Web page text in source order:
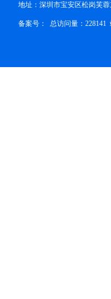
地址：深圳市宝安区松岗芙
备案号： 总访问量：228141